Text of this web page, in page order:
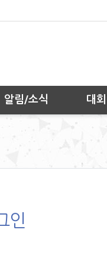
알림/소식 대
인